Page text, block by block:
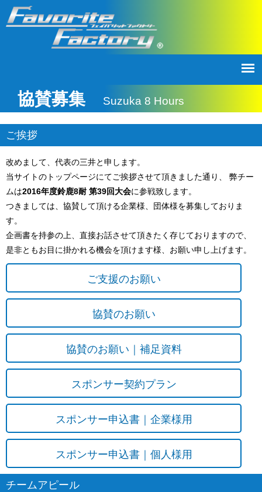
協賛募集 Suzuka 8 Hours
ご挨拶
改めまして、代表の三井と申します。
当サイトのトップページにてご挨拶させて頂きました通り、 弊チー
ムは2016年度鈴鹿8耐 第39回大会に参戦致します。
つきましては、協賛して頂ける企業様、団体様を募集しておりま
す。
企画書を持参の上、直接お話させて頂きたく存じておりますので、
是非ともお目に掛かれる機会を頂けます様、お願い申し上げます。
ご支援のお願い
協賛のお願い
協賛のお願い｜補足資料
スポンサー契約プラン
スポンサー申込書｜企業様用
スポンサー申込書｜個人様用
チームアピール